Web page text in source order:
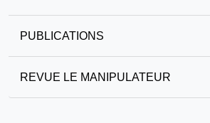
PUBLICATIONS
REVUE LE MANIPULATEUR